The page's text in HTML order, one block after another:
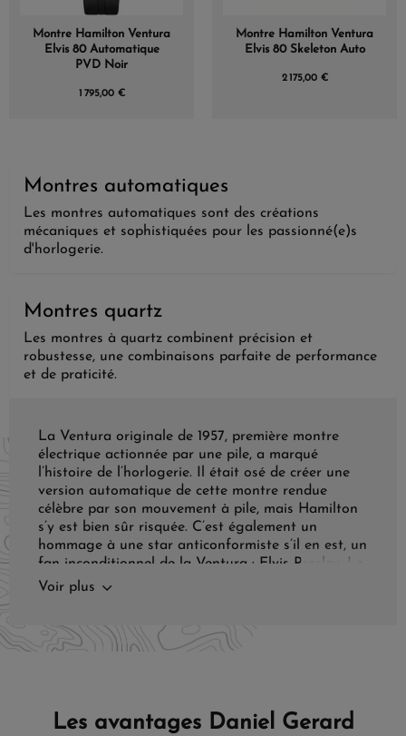
Montre Hamilton Ventura
Elvis 80 Automatique
PVD Noir
1 795,00 €
Montre Hamilton Ventura
Elvis 80 Skeleton Auto
2 175,00 €
Montres automatiques
Les montres automatiques sont des créations
mécaniques et sophistiquées pour les passionné(e)s
d'horlogerie.
Montres quartz
Les montres à quartz combinent précision et
robustesse, une combinaisons parfaite de performance
et de praticité.
La Ventura originale de 1957, première montre
électrique actionnée par une pile, a marqué
l’histoire de l’horlogerie. Il était osé de créer une
version automatique de cette montre rendue
célèbre par son mouvement à pile, mais Hamilton
s’y est bien sûr risquée. C’est également un
hommage à une star anticonformiste s’il en est, un
fan inconditionnel de la Ventura : Elvis Presley. Le
mouvement H-10 de ce modèle est doté d’une
Voir plus
Les avantages Daniel Gerard